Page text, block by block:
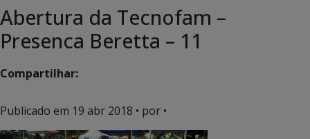
Abertura da Tecnofam –
Presenca Beretta – 11
Compartilhar:
Publicado em 19 abr 2018 • por •